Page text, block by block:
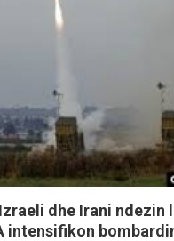
dhe Irani ndezin
intensifikon